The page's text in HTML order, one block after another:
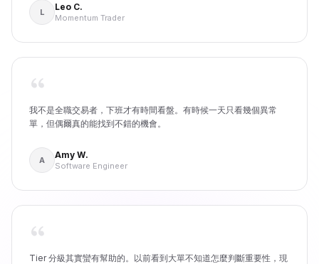
L
Leo C.
Momentum Trader
我不是全職交易者，下班才有時間看盤。有時候一天只看幾個異常
單，但偶爾真的能找到不錯的機會。
A
Amy W.
Software Engineer
Tier 分級其實蠻有幫助的。以前看到大單不知道怎麼判斷重要性，現